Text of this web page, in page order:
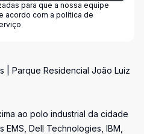
para que a nossa equipe
acordo com a política de
| Parque Residencial João Luiz
ao polo industrial da cidade
Dell Technologies, IBM,